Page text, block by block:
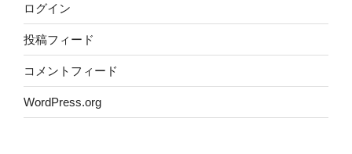
ログイン
投稿フィード
コメントフィード
WordPress.org